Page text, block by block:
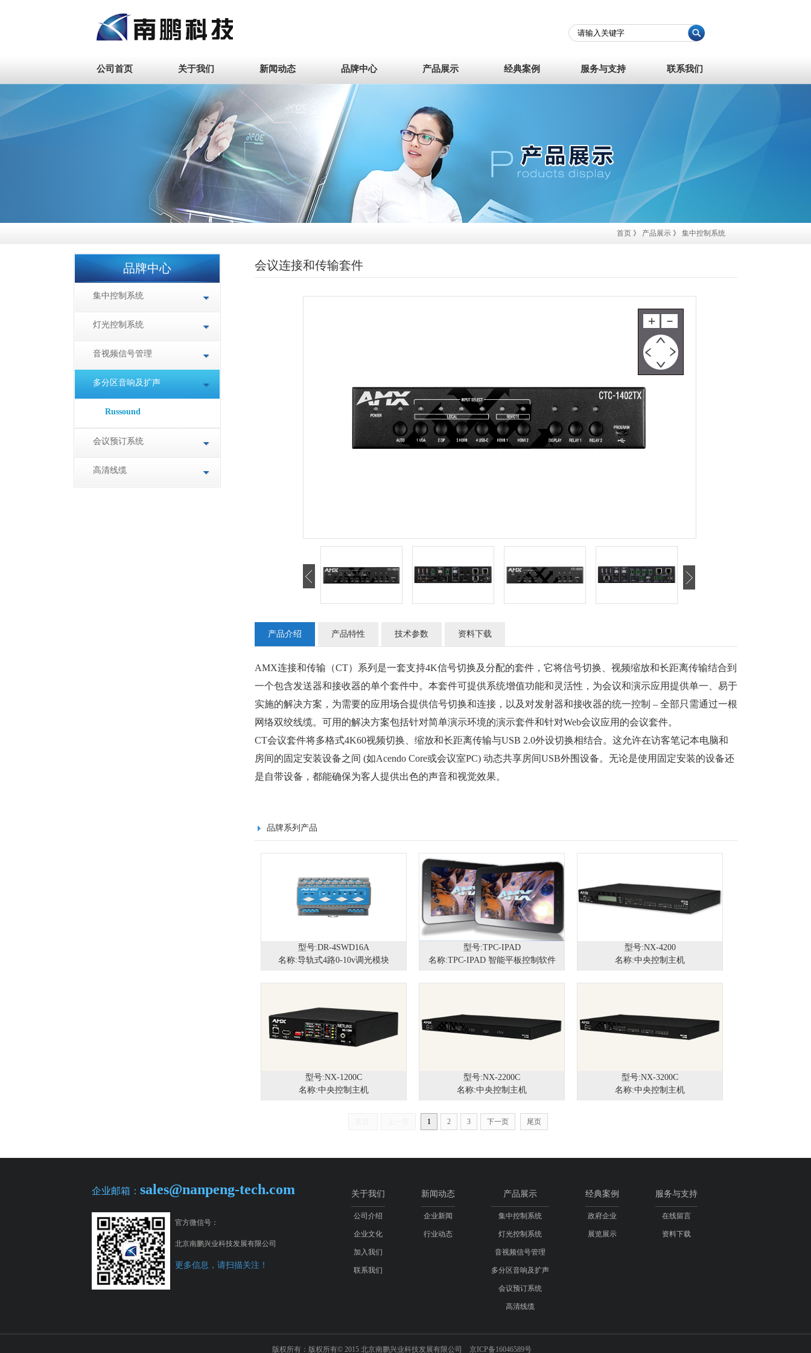
公司首页 关于我们 新闻动态 品牌中心 产品展示 经典案例 服务与支持 联系我们
首页 》 产品展示 》 集中控制系统
品牌中心
集中控制系统
灯光控制系统
音视频信号管理
多分区音响及扩声
Russound
会议预订系统
高清线缆
会议连接和传输套件
产品介绍 产品特性 技术参数 资料下载
AMX连接和传输（CT）系列是一套支持4K信号切换及分配的套件，它将信号切换、视频缩放和长距离传输结合到
一个包含发送器和接收器的单个套件中。本套件可提供系统增值功能和灵活性，为会议和演示应用提供单一、易于
实施的解决方案，为需要的应用场合提供信号切换和连接，以及对发射器和接收器的统一控制 – 全部只需通过一根
网络双绞线缆。可用的解决方案包括针对简单演示环境的演示套件和针对Web会议应用的会议套件。
CT会议套件将多格式4K60视频切换、缩放和长距离传输与USB 2.0外设切换相结合。这允许在访客笔记本电脑和
房间的固定安装设备之间 (如Acendo Core或会议室PC) 动态共享房间USB外围设备。无论是使用固定安装的设备还
是自带设备，都能确保为客人提供出色的声音和视觉效果。
品牌系列产品
型号:DR-4SWD16A
名称:导轨式4路0-10v调光模块
型号:TPC-IPAD
名称:TPC-IPAD 智能平板控制软件
型号:NX-4200
名称:中央控制主机
型号:NX-1200C
名称:中央控制主机
型号:NX-2200C
名称:中央控制主机
型号:NX-3200C
名称:中央控制主机
1 2 3 下一页 尾页
企业邮箱： sales@nanpeng-tech.com
官方微信号：
北京南鹏兴业科技发展有限公司
更多信息，请扫描关注！
关于我们
公司介绍
企业文化
加入我们
联系我们
新闻动态
企业新闻
行业动态
产品展示
集中控制系统
灯光控制系统
音视频信号管理
多分区音响及扩声
会议预订系统
高清线缆
经典案例
政府企业
展览展示
服务与支持
在线留言
资料下载
版权所有：版权所有© 2015 北京南鹏兴业科技发展有限公司 京ICP备16046589号